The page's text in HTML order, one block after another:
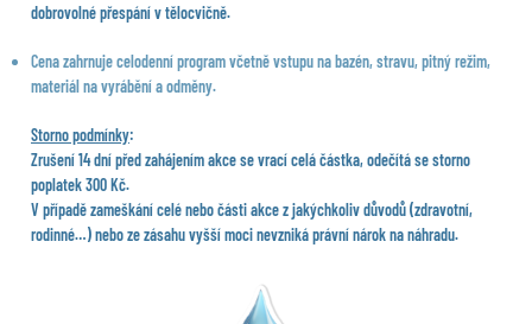
dobrovolné přespání v tělocvičně.
Cena zahrnuje celodenní program včetně vstupu na bazén, stravu, pitný režim,
materiál na vyrábění a odměny.
Storno podmínky:
Zrušení 14 dní před zahájením akce se vrací celá částka, odečítá se storno
poplatek 300 Kč.
V případě zameškání celé nebo části akce z jakýchkoliv důvodů (zdravotní,
rodinné…) nebo ze zásahu vyšší moci nevzniká právní nárok na náhradu.